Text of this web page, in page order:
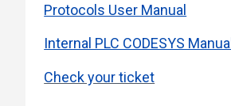
Protocols User Manual
Internal PLC CODESYS Manual
Check your ticket